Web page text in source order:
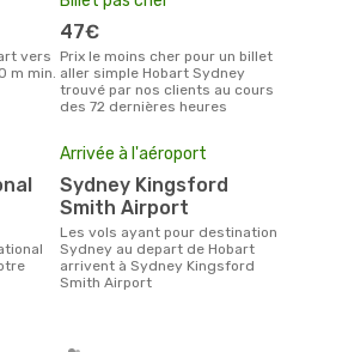
m min.
47€
Prix le moins cher pour un billet
aller simple Hobart Sydney
trouvé par nos clients au cours
des 72 dernières heures
Arrivée à l'aéroport
Sydney Kingsford
Smith Airport
Les vols ayant pour destination
Sydney au depart de Hobart
arrivent à Sydney Kingsford
Smith Airport